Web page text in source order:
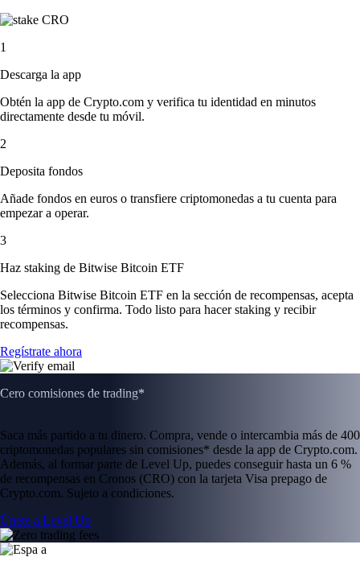
1
Descarga la app
Obtén la app de Crypto.com y verifica tu identidad en minutos
directamente desde tu móvil.
2
Deposita fondos
Añade fondos en euros o transfiere criptomonedas a tu cuenta para
empezar a operar.
3
Haz staking de Bitwise Bitcoin ETF
Selecciona Bitwise Bitcoin ETF en la sección de recompensas, acepta
los términos y confirma. Todo listo para hacer staking y recibir
recompensas.
Regístrate ahora
Cero comisiones de trading*
Saca más partido a tu dinero. Compra, vende o intercambia más de 400
criptomonedas populares sin comisiones* desde la app de Crypto.com.
Además, al formar parte de Level Up, puedes conseguir hasta un 6 %
de recompensas en Cronos (CRO) con la tarjeta Visa prepago de
Crypto.com. Sujeto a condiciones.
Únete a Level Up